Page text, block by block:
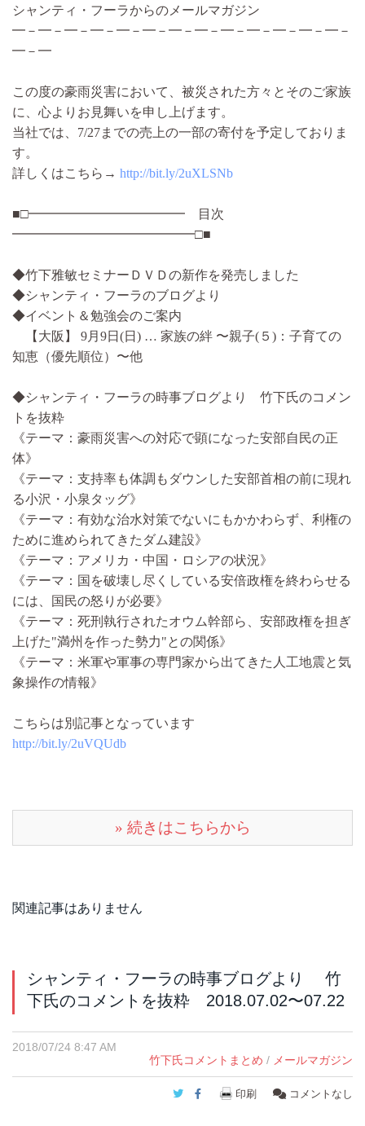
シャンティ・フーラからのメールマガジン
━－━－━－━－━－━－━－━－━－━－━－━－━－
━－━
この度の豪雨災害において、被災された方々とそのご家族
に、心よりお見舞いを申し上げます。
当社では、7/27までの売上の一部の寄付を予定しておりま
す。
詳しくはこちら→ http://bit.ly/2uXLSNb
■□━━━━━━━━━━━━ 目次
━━━━━━━━━━━━━━□■
◆竹下雅敏セミナーＤＶＤの新作を発売しました
◆シャンティ・フーラのブログより
◆イベント＆勉強会のご案内
【大阪】 9月9日(日) … 家族の絆 〜親子(５)：子育ての
知恵（優先順位）〜他
◆シャンティ・フーラの時事ブログより 竹下氏のコメン
トを抜粋
《テーマ：豪雨災害への対応で顕になった安部自民の正
体》
《テーマ：支持率も体調もダウンした安部首相の前に現れ
る小沢・小泉タッグ》
《テーマ：有効な治水対策でないにもかかわらず、利権の
ために進められてきたダム建設》
《テーマ：アメリカ・中国・ロシアの状況》
《テーマ：国を破壊し尽くしている安倍政権を終わらせる
には、国民の怒りが必要》
《テーマ：死刑執行されたオウム幹部ら、安部政権を担ぎ
上げた"満州を作った勢力"との関係》
《テーマ：米軍や軍事の専門家から出てきた人工地震と気
象操作の情報》
こちらは別記事となっています
http://bit.ly/2uVQUdb
» 続きはこちらから
関連記事はありません
シャンティ・フーラの時事ブログより 竹
下氏のコメントを抜粋 2018.07.02〜07.22
2018/07/24 8:47 AM
竹下氏コメントまとめ / メールマガジン
Twitter
Facebook
印刷 コメントなし